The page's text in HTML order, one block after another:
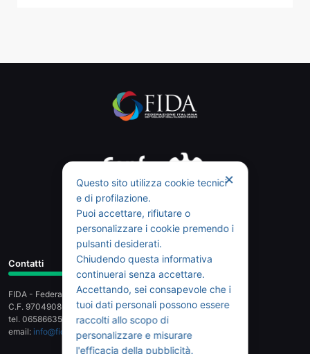
Contatti
FIDA - Federazione Italiana Dettaglianti dell'Alimentazione
C.F. 97049080589 - Piazza G.G. Belli 2, 00153 Roma
tel. 065866358 - fax 065803159
email: info@fidaonline.it- pec:fidanazionale@legalmail.it
✕
Questo sito utilizza cookie tecnici
e di profilazione.
Puoi accettare, rifiutare o
personalizzare i cookie premendo i
pulsanti desiderati.
Chiudendo questa informativa
continuerai senza accettare.
Accettando, sei consapevole che i
tuoi dati personali possono essere
raccolti allo scopo di
personalizzare e misurare
l'efficacia della pubblicità.